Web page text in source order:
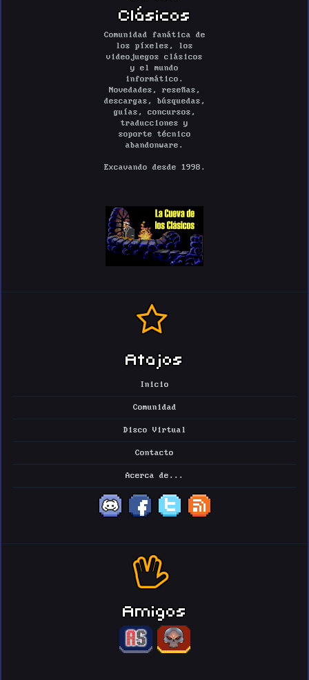
Clásicos
Comunidad fanática de
los píxeles, los
videojuegos clásicos
y el mundo
informático.
Novedades, reseñas,
descargas, búsquedas,
guías, concursos,
traducciones y
soporte técnico
abandonware.
Excavando desde 1998.
Atajos
Inicio
Comunidad
Disco Virtual
Contacto
Acerca de...
Amigos